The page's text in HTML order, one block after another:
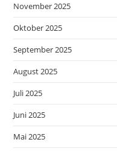
November 2025
Oktober 2025
September 2025
August 2025
Juli 2025
Juni 2025
Mai 2025